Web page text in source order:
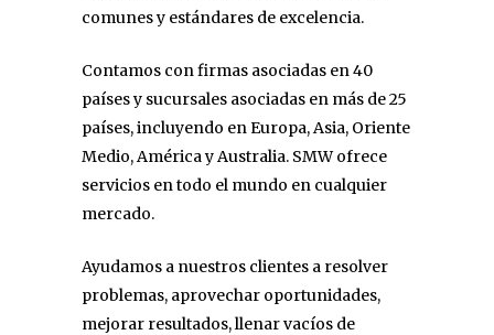
comunes y estándares de excelencia.
Contamos con firmas asociadas en 40
países y sucursales asociadas en más de 25
países, incluyendo en Europa, Asia, Oriente
Medio, América y Australia. SMW ofrece
servicios en todo el mundo en cualquier
mercado.
Ayudamos a nuestros clientes a resolver
problemas, aprovechar oportunidades,
mejorar resultados, llenar vacíos de